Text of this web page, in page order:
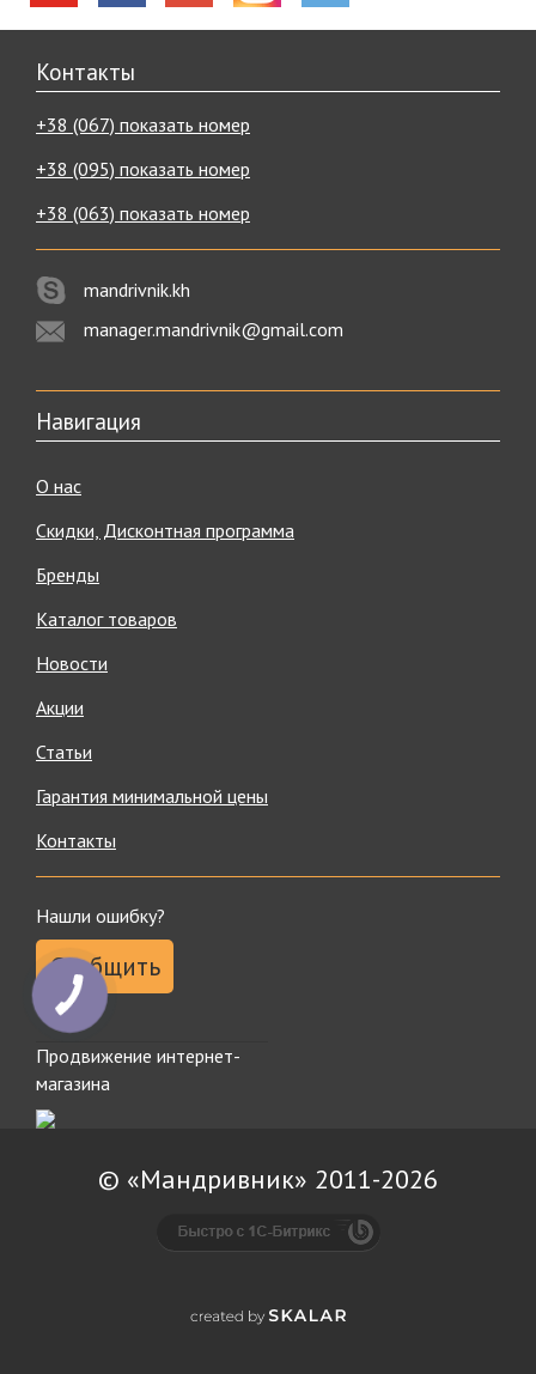
Контакты
+38 (067) показать номер
+38 (095) показать номер
+38 (063) показать номер
mandrivnik.kh
manager.mandrivnik@gmail.com
Навигация
О нас
Скидки, Дисконтная программа
Бренды
Каталог товаров
Новости
Акции
Статьи
Гарантия минимальной цены
Контакты
Нашли ошибку?
Сообщить
Продвижение интернет-
магазина
© «Мандривник» 2011-2026